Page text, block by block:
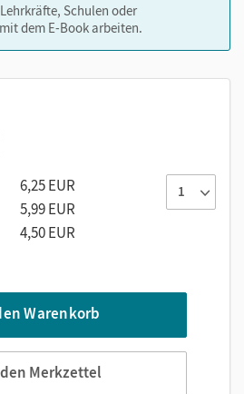
Schulen oder
dem E-Book arbeiten.
6,25 EUR
5,99 EUR
4,50 EUR
Warenkorb
Merkzettel